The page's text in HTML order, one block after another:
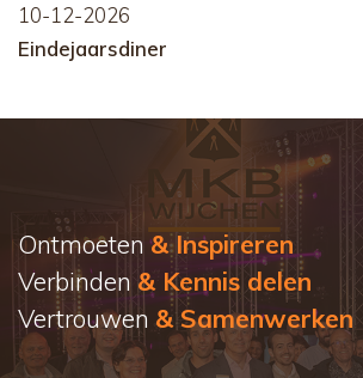
10-12-2026
Eindejaarsdiner
Ontmoeten & Inspireren
Verbinden & Kennis delen
Vertrouwen & Samenwerken